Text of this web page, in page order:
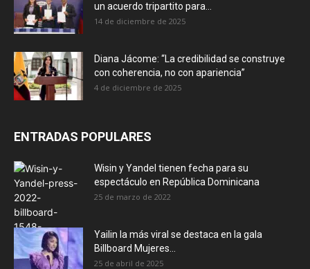
un acuerdo tripartito para...
14 de diciembre de 2025
Diana Jácome: “La credibilidad se construye
con coherencia, no con apariencia”
4 de diciembre de 2025
ENTRADAS POPULARES
Wisin y Yandel tienen fecha para su
espectáculo en República Dominicana
25 de marzo de 2022
Yailin la más viral se destaca en la gala
Billboard Mujeres...
25 de abril de 2025